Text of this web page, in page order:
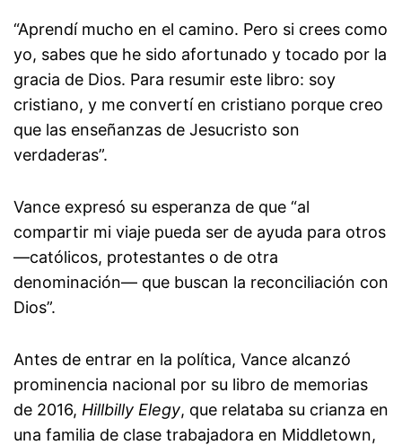
“Aprendí mucho en el camino. Pero si crees como
yo, sabes que he sido afortunado y tocado por la
gracia de Dios. Para resumir este libro: soy
cristiano, y me convertí en cristiano porque creo
que las enseñanzas de Jesucristo son
verdaderas”.
Vance expresó su esperanza de que “al
compartir mi viaje pueda ser de ayuda para otros
—católicos, protestantes o de otra
denominación— que buscan la reconciliación con
Dios”.
Antes de entrar en la política, Vance alcanzó
prominencia nacional por su libro de memorias
de 2016, Hillbilly Elegy, que relataba su crianza en
una familia de clase trabajadora en Middletown,